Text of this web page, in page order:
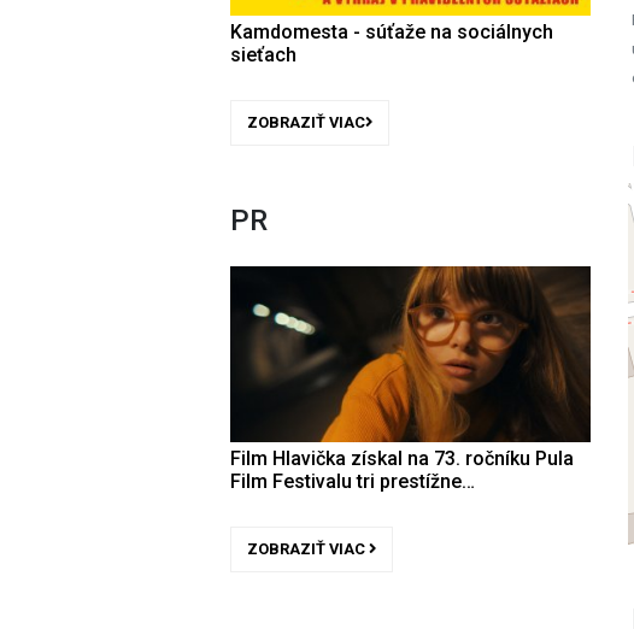
Kamdomesta - súťaže na sociálnych
sieťach
ZOBRAZIŤ VIAC
PR
Film Hlavička získal na 73. ročníku Pula
Film Festivalu tri prestížne…
ZOBRAZIŤ VIAC